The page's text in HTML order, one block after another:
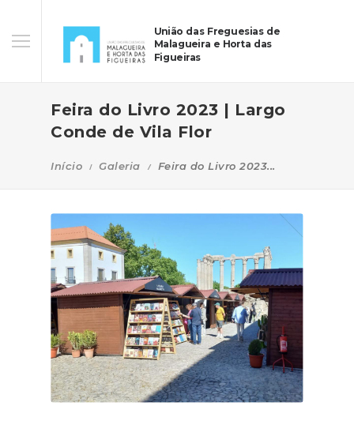
União das Freguesias de
Malagueira e Horta das
Figueiras
Feira do Livro 2023 | Largo
Conde de Vila Flor
Início Galeria Feira do Livro 2023...